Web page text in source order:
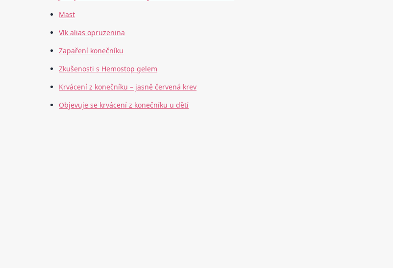
Mast
Vlk alias opruzenina
Zapaření konečníku
Zkušenosti s Hemostop gelem
Krvácení z konečníku – jasně červená krev
Objevuje se krvácení z konečníku u dětí